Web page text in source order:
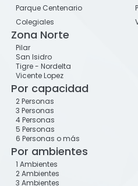
Parque Centenario
Colegiales
Zona Norte
Pilar
San Isidro
Tigre - Nordelta
Vicente Lopez
Por capacidad
2 Personas
3 Personas
4 Personas
5 Personas
6 Personas o más
Por ambientes
1 Ambientes
2 Ambientes
3 Ambientes